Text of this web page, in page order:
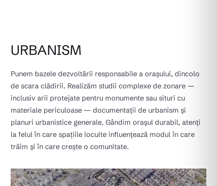
URBANISM
Punem bazele dezvoltării responsabile a orașului, dincolo
de scara clădirii. Realizăm studii complexe de zonare —
inclusiv arii protejate pentru monumente sau situri cu
materiale periculoase — documentații de urbanism și
planuri urbanistice generale. Gândim orașul durabil, atenți
la felul în care spațiile locuite influențează modul în care
trăim și în care crește o comunitate.